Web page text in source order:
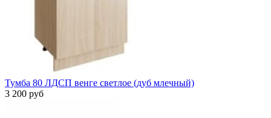
Тумба 80 ЛДСП венге светлое (дуб млечный)
3 200 руб